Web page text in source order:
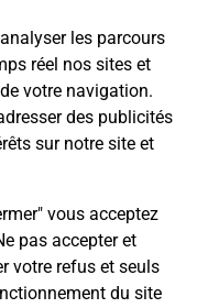
les parcours
réel nos sites et
votre navigation.
des publicités
sur notre site et
vous acceptez
pas accepter et
votre refus et seuls
du site
lundià 09h00
Corrèze Affieux